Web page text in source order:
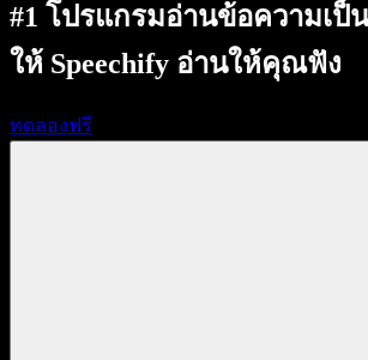
#1 โปรแกรมอ่านข้อความเป็น
ให้ Speechify อ่านให้คุณฟัง
ทดลองฟรี